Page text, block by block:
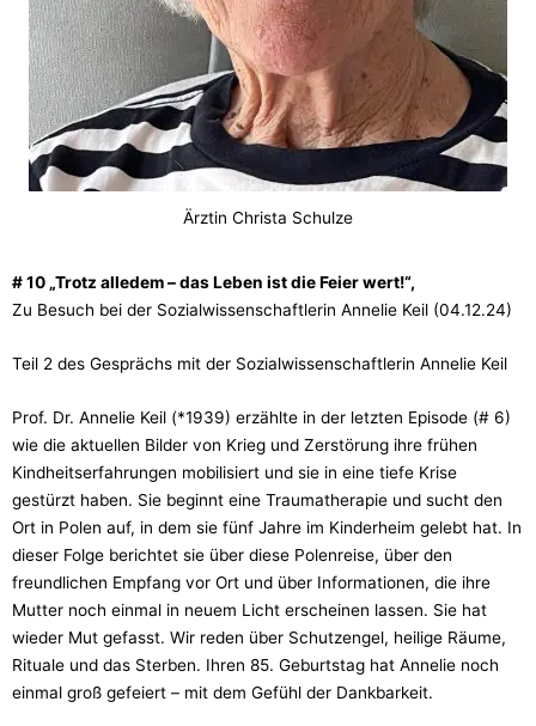
Ärztin Christa Schulze
# 10 „Trotz alledem – das Leben ist die Feier wert!“,
Zu Besuch bei der Sozialwissenschaftlerin Annelie Keil (04.12.24)
Teil 2 des Gesprächs mit der Sozialwissenschaftlerin Annelie Keil
Prof. Dr. Annelie Keil (*1939) erzählte in der letzten Episode (# 6)
wie die aktuellen Bilder von Krieg und Zerstörung ihre frühen
Kindheitserfahrungen mobilisiert und sie in eine tiefe Krise
gestürzt haben. Sie beginnt eine Traumatherapie und sucht den
Ort in Polen auf, in dem sie fünf Jahre im Kinderheim gelebt hat. In
dieser Folge berichtet sie über diese Polenreise, über den
freundlichen Empfang vor Ort und über Informationen, die ihre
Mutter noch einmal in neuem Licht erscheinen lassen. Sie hat
wieder Mut gefasst. Wir reden über Schutzengel, heilige Räume,
Rituale und das Sterben. Ihren 85. Geburtstag hat Annelie noch
einmal groß gefeiert – mit dem Gefühl der Dankbarkeit.